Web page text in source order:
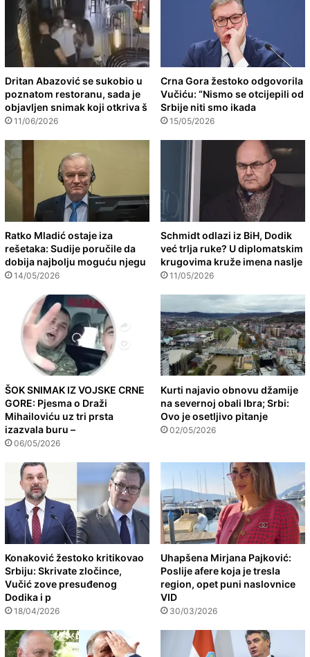
Dritan Abazović se sukobio u
poznatom restoranu, sada je
objavljen snimak koji otkriva š
11/06/2026
Crna Gora žestoko odgovorila
Vučiću: “Nismo se otcijepili od
Srbije niti smo ikada
15/05/2026
Ratko Mladić ostaje iza
rešetaka: Sudije poručile da
dobija najbolju moguću njegu
14/05/2026
Schmidt odlazi iz BiH, Dodik
već trlja ruke? U diplomatskim
krugovima kruže imena naslje
11/05/2026
ŠOK SNIMAK IZ VOJSKE CRNE
GORE: Pjesma o Draži
Mihailoviću uz tri prsta
izazvala buru –
06/05/2026
Kurti najavio obnovu džamije
na severnoj obali Ibra; Srbi:
Ovo je osetljivo pitanje
02/05/2026
Konaković žestoko kritikovao
Srbiju: Skrivate zločince,
Vučić zove presuđenog
Dodika i p
18/04/2026
Uhapšena Mirjana Pajković:
Poslije afere koja je tresla
region, opet puni naslovnice
VID
30/03/2026